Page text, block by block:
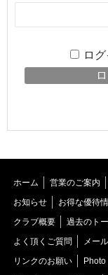
ロ
ホーム 営業のご案内
お知らせ お得な優待
クラブ概要 過去のト
よく頂くご質問 メー
リンクのお願い